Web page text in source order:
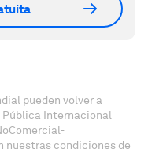
pueden volver a
Internacional
nuestras condiciones de